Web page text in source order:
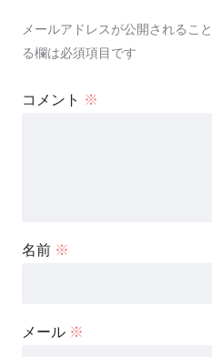
メールアドレスが公開されるこ
る欄は必須項目です
コメント ※
名前 ※
メール ※